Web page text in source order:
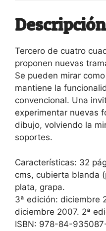
Descripción
Tercero de cuatro
proponen nuevas
Se pueden mirar
mantiene la
convencional. Una
experimentar nuevas
dibujo, volviendo la
soportes.
Características: 32
cms, cubierta blanda
plata, grapa.
3ª edición: diciembre
diciembre 2007. 2ª
ISBN: 978-84-